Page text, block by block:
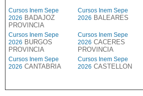
Cursos Inem Sepe
2026 BADAJOZ
PROVINCIA
Cursos Inem Sepe
2026 BALEARES
Cursos Inem Sepe
2026 BURGOS
PROVINCIA
Cursos Inem Sepe
2026 CACERES
PROVINCIA
Cursos Inem Sepe
2026 CANTABRIA
Cursos Inem Sepe
2026 CASTELLON